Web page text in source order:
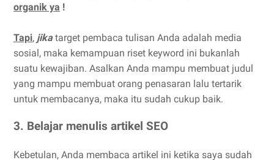
organik ya !
Tapi, jikatarget pembaca tulisan Anda adalah media
sosial, maka kemampuan riset keyword ini bukanlah
suatu kewajiban. Asalkan Anda mampu membuat judul
yang mampu membuat orang penasaran lalu tertarik
untuk membacanya, maka itu sudah cukup baik.
3. Belajar menulis artikel SEO
Kebetulan, Anda membaca artikel ini ketika saya sudah